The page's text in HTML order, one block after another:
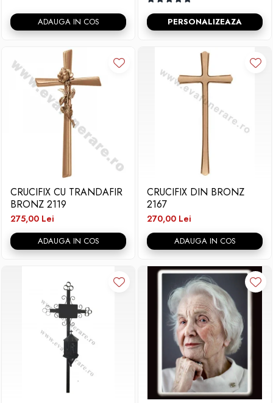
ADAUGA IN COS PERSONALIZEAZA
CRUCIFIX CU TRANDAFIR
BRONZ 2119
275,00 Lei
ADAUGA IN COS
CRUCIFIX DIN BRONZ
2167
270,00 Lei
ADAUGA IN COS